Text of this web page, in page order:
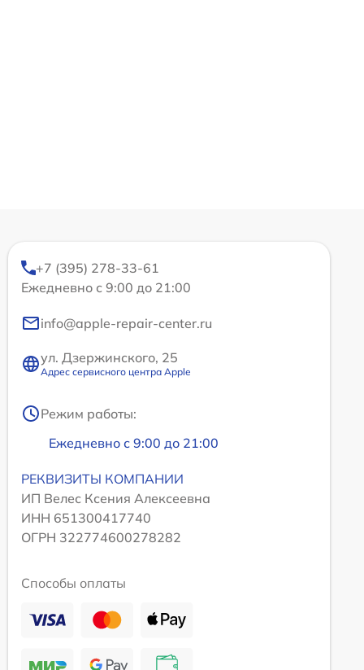
+7 (395) 278-33-61
Ежедневно с 9:00 до 21:00
info@apple-repair-center.ru
ул. Дзержинского, 25
Адрес сервисного центра Apple
Режим работы:
Ежедневно с 9:00 до 21:00
РЕКВИЗИТЫ КОМПАНИИ
ИП Велес Ксения Алексеевна
ИНН 651300417740
ОГРН 322774600278282
Способы оплаты